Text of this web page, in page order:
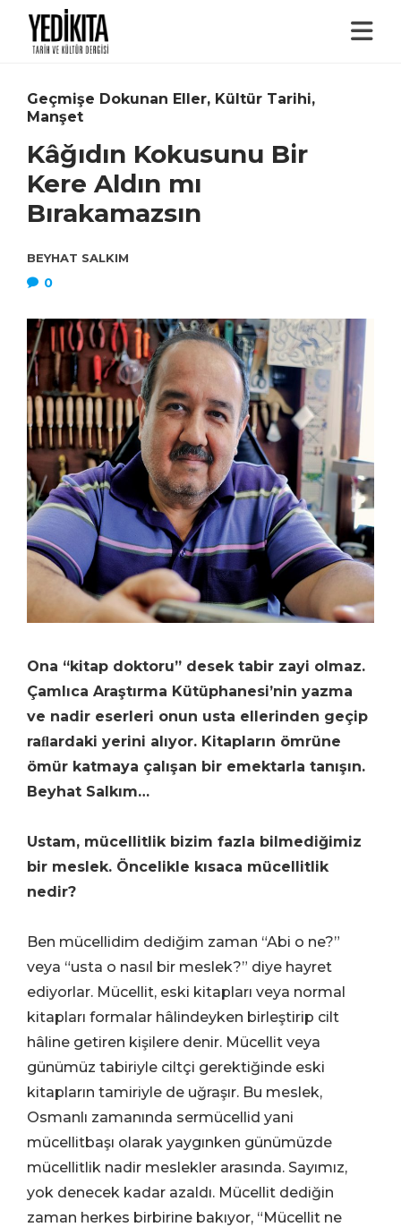
Geçmişe Dokunan Eller, Kültür Tarihi,
Manşet
Kâğıdın Kokusunu Bir
Kere Aldın mı
Bırakamazsın
BEYHAT SALKIM
0
Ona “kitap doktoru” desek tabir zayi olmaz.
Çamlıca Araştırma Kütüphanesi’nin yazma
ve nadir eserleri onun usta ellerinden geçip
raﬂardaki yerini alıyor. Kitapların ömrüne
ömür katmaya çalışan bir emektarla tanışın.
Beyhat Salkım…
Ustam, mücellitlik bizim fazla bilmediğimiz
bir meslek. Öncelikle kısaca mücellitlik
nedir?
Ben mücellidim dediğim zaman “Abi o ne?”
veya “usta o nasıl bir meslek?” diye hayret
ediyorlar. Mücellit, eski kitapları veya normal
kitapları formalar hâlindeyken birleştirip cilt
hâline getiren kişilere denir. Mücellit veya
günümüz tabiriyle ciltçi gerektiğinde eski
kitapların tamiriyle de uğraşır. Bu meslek,
Osmanlı zamanında sermücellid yani
mücellitbaşı olarak yaygınken günümüzde
mücellitlik nadir meslekler arasında. Sayımız,
yok denecek kadar azaldı. Mücellit dediğin
zaman herkes birbirine bakıyor, “Mücellit ne